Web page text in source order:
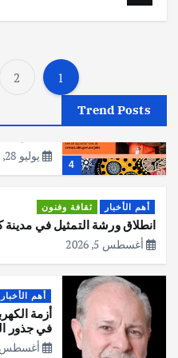
o
p
1
2
Trend Posts
هوي آن…
4
أهم الأخبار
يوليو 28, 2026
أهم الأخبار ثقافة وفنون
انطلاق ورشة التمثيل في مدينة
أغسطس 5, 2026
أهم الأخبار
أزمة
في جذور
أغسطس 5, 2026